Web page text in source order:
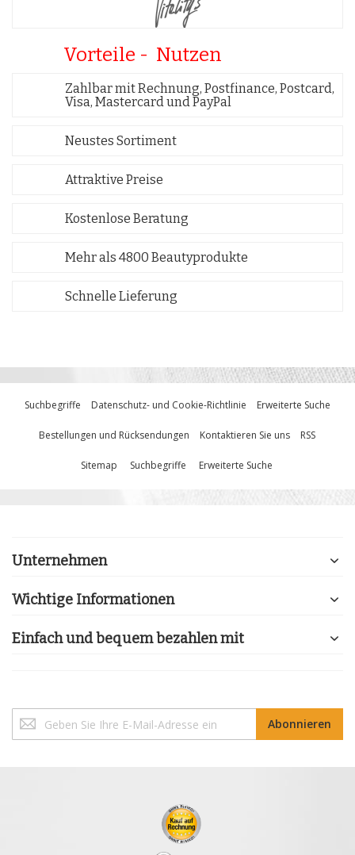
Vorteile - Nutzen
Zahlbar mit Rechnung, Postfinance, Postcard,
Visa, Mastercard und PayPal
Neustes Sortiment
Attraktive Preise
Kostenlose Beratung
Mehr als 4800 Beautyprodukte
Schnelle Lieferung
Suchbegriffe Datenschutz- und Cookie-Richtlinie Erweiterte Suche
Bestellungen und Rücksendungen Kontaktieren Sie uns RSS
Sitemap Suchbegriffe Erweiterte Suche
Unternehmen
Wichtige Informationen
Einfach und bequem bezahlen mit
Sie
sich
Abonnieren